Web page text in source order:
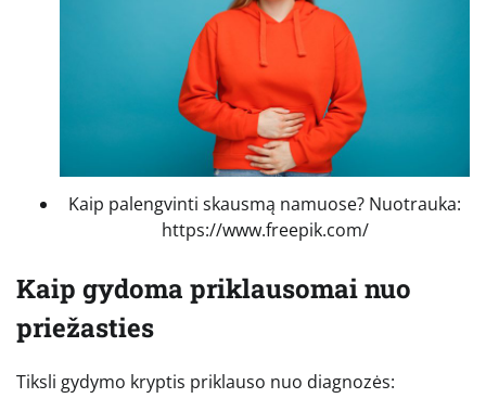
Kaip palengvinti skausmą namuose? Nuotrauka:
https://www.freepik.com/
Kaip gydoma priklausomai nuo
priežasties
Tiksli gydymo kryptis priklauso nuo diagnozės: